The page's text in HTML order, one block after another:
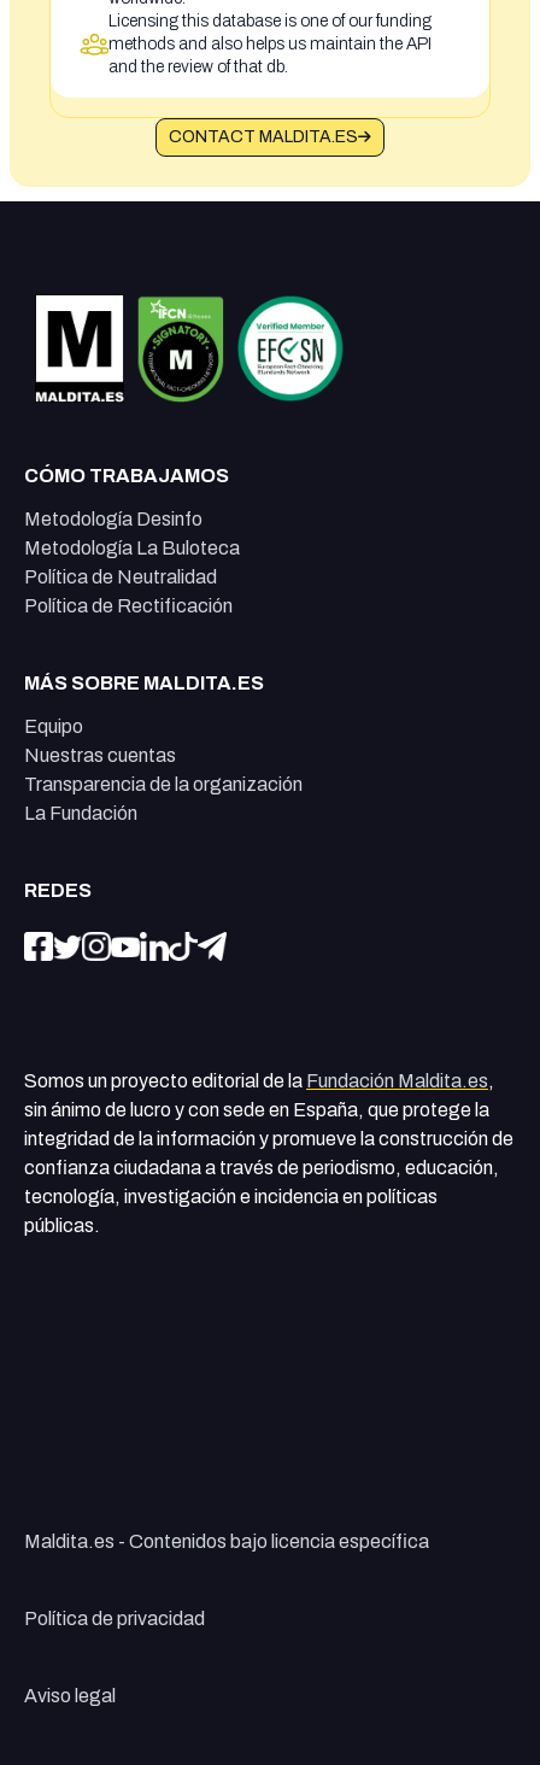
Licensing this database is one of our funding
methods and also helps us maintain the API
and the review of that db.
CONTACT MALDITA.ES
CÓMO TRABAJAMOS
Metodología Desinfo
Metodología La Buloteca
Política de Neutralidad
Política de Rectificación
MÁS SOBRE MALDITA.ES
Equipo
Nuestras cuentas
Transparencia de la organización
La Fundación
REDES
Somos un proyecto editorial de la Fundación Maldita.es,
sin ánimo de lucro y con sede en España, que protege la
integridad de la información y promueve la construcción de
confianza ciudadana a través de periodismo, educación,
tecnología, investigación e incidencia en políticas
públicas.
Maldita.es - Contenidos bajo licencia específica
Política de privacidad
Aviso legal